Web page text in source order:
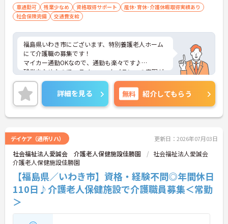
車通勤可 残業少なめ 資格取得サポート
産休･育休･介護休暇取得実績あり
社会保険完備
交通費支給
福島県いわき市にございます、特別養護老人ホーム
にて介護職の募集です！
マイカー通勤OKなので、通勤も楽々です♪
残業少なめなので、ライフワークバランスの実現が
可能です◎ご興味ある方には、面接対策ポイントな
ど、さらに詳細をお話しいたしますのでお気軽にご
相談ください！
詳細を見る 無料 紹介してもらう
デイケア（通所リハ） 更新日：2026年07月03日
社会福祉法人愛誠会 介護老人保健施設佳勝園
社会福祉法人愛誠会
介護老人保健施設佳勝園
【福島県／いわき市】資格・経験不問◎年間休日
110日♪介護老人保健施設で介護職員募集＜常勤
＞